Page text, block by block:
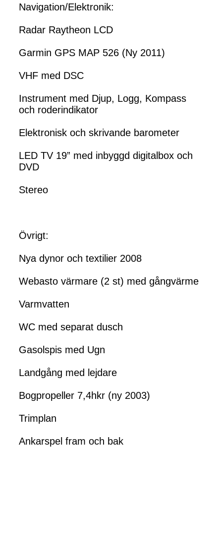
Navigation/Elektronik:
Radar Raytheon LCD
Garmin GPS MAP 526 (Ny 2011)
VHF med DSC
Instrument med Djup, Logg, Kompass
och roderindikator
Elektronisk och skrivande barometer
LED TV 19” med inbyggd digitalbox och
DVD
Stereo
Övrigt:
Nya dynor och textilier 2008
Webasto värmare (2 st) med gångvärme
Varmvatten
WC med separat dusch
Gasolspis med Ugn
Landgång med lejdare
Bogpropeller 7,4hkr (ny 2003)
Trimplan
Ankarspel fram och bak